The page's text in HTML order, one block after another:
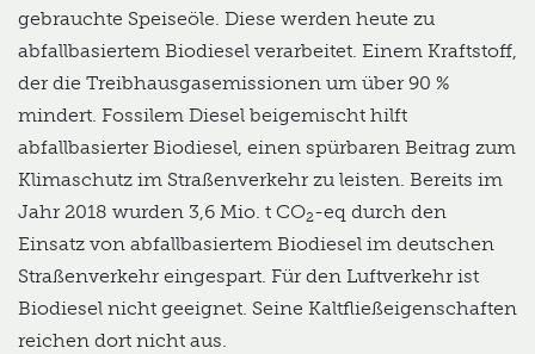
gebrauchte Speiseöle. Diese werden heute zu
abfallbasiertem Biodiesel verarbeitet. Einem Kraftstoff,
der die Treibhausgasemissionen um über 90 %
mindert. Fossilem Diesel beigemischt hilft
abfallbasierter Biodiesel, einen spürbaren Beitrag zum
Klimaschutz im Straßenverkehr zu leisten. Bereits im
Jahr 2018 wurden 3,6 Mio. t CO2-eq durch den
Einsatz von abfallbasiertem Biodiesel im deutschen
Straßenverkehr eingespart. Für den Luftverkehr ist
Biodiesel nicht geeignet. Seine Kaltfließeigenschaften
reichen dort nicht aus.